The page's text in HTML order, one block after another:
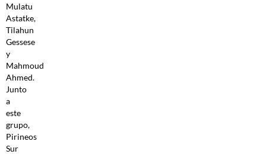
Mulatu
Astatke,
Tilahun
Gessese
y
Mahmoud
Ahmed.
Junto
a
este
grupo,
Pirineos
Sur